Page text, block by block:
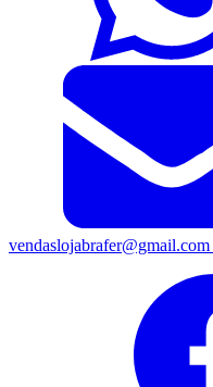
vendaslojabrafer@gmail.com